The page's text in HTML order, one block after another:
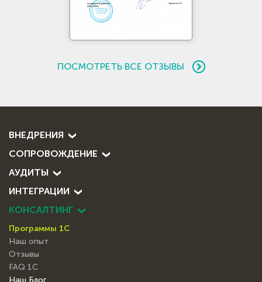
ПОСМОТРЕТЬ ВСЕ ОТЗЫВЫ
ВНЕДРЕНИЯ
СОПРОВОЖДЕНИЕ
КОНСАЛТИНГ
АУДИТЫ
ИНТЕГРАЦИИ
Программы 1С
Наш опыт
Отзывы
FAQ 1С
Наш Блог